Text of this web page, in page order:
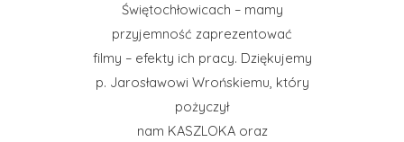
Świętochłowicach – mamy
przyjemność zaprezentować
filmy – efekty ich pracy. Dziękujemy
p. Jarosławowi Wrońskiemu, który
pożyczył
nam KASZLOKA oraz